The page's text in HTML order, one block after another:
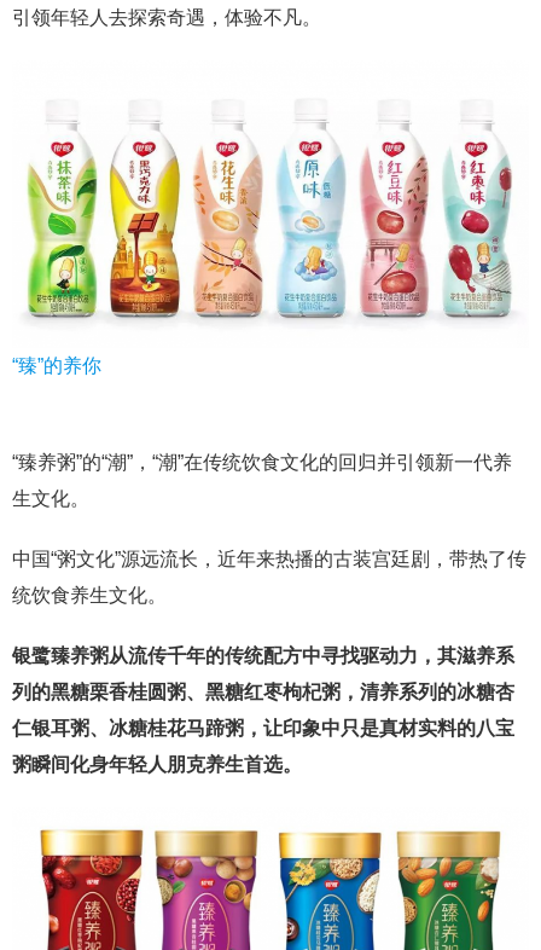
引领年轻人去探索奇遇，体验不凡。
“臻”的养你
“臻养粥”的“潮”，“潮”在传统饮食文化的回归并引领新一代养
生文化。
中国“粥文化”源远流长，近年来热播的古装宫廷剧，带热了传
统饮食养生文化。
银鹭臻养粥从流传千年的传统配方中寻找驱动力，其滋养系
列的黑糖栗香桂圆粥、黑糖红枣枸杞粥，清养系列的冰糖杏
仁银耳粥、冰糖桂花马蹄粥，让印象中只是真材实料的八宝
粥瞬间化身年轻人朋克养生首选。